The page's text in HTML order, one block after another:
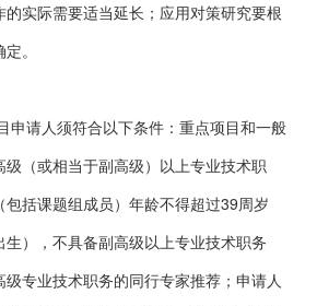
实际需要适当延长；应用对策研究要根
。
请人须符合以下条件：重点项目和一般
（或相当于副高级）以上专业技术职
括课题组成员）年龄不得超过39周岁
生），不具备副高级以上专业技术职务
专业技术职务的同行专家推荐；申请人